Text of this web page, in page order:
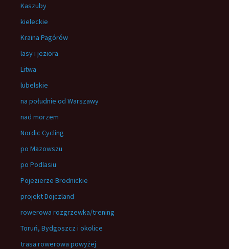
Kaszuby
kieleckie
Kraina Pagórów
lasy i jeziora
Litwa
lubelskie
na południe od Warszawy
nad morzem
Nordic Cycling
po Mazowszu
po Podlasiu
Pojezierze Brodnickie
projekt Dojczland
rowerowa rozgrzewka/trening
Toruń, Bydgoszcz i okolice
trasa rowerowa powyżej